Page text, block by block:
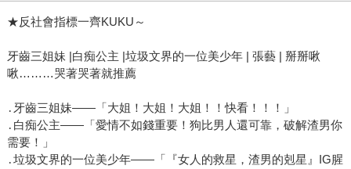
★反社會指標一齊KUKU～
牙齒三姐妹 |白痴公主 |垃圾文界的一位美少年 | 張藝 | 掰掰啾
啾………哭著哭著就推薦
․牙齒三姐妹——「大姐！大姐！大姐！！快看！！！」
․白痴公主——「愛情不如錢重要！狗比男人還可靠，破解渣男你
需要！」
․垃圾文界的一位美少年——「『女人的救星，渣男的剋星』IG腥